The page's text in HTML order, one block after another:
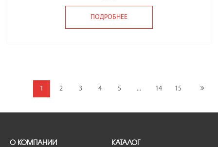
ПОДРОБНЕЕ
1 2 3 4 5 ... 14 15
О КОМПАНИИ КАТАЛОГ